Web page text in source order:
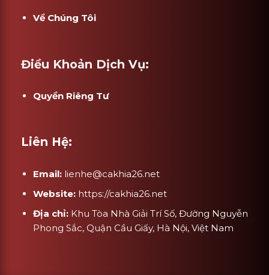
Về Chúng Tôi
Điều Khoản Dịch Vụ:
Quyền Riêng Tư
Liên Hệ:
Email: lienhe@cakhia26.net
Website: https://cakhia26.net
Địa chỉ: Khu Tòa Nhà Giải Trí Số, Đường Nguyễn
Phong Sắc, Quận Cầu Giấy, Hà Nội, Việt Nam